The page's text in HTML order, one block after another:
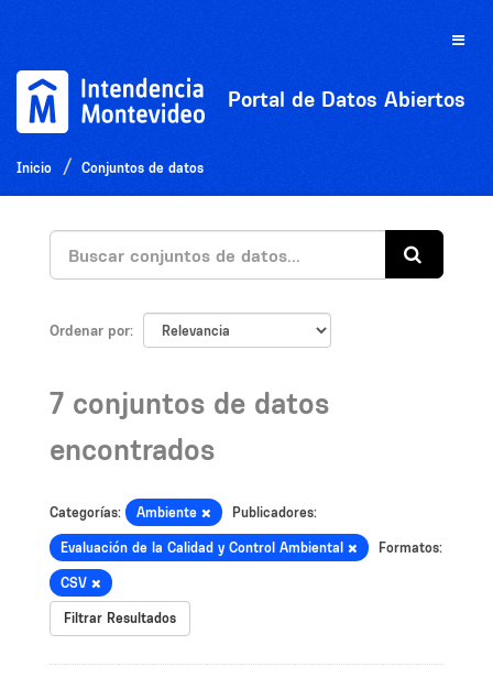
Toggle
Portal de Datos Abiertos
Inicio Conjuntos de datos
Ordenar por
7 conjuntos de datos
encontrados
Categorías: Ambiente Publicadores:
Evaluación de la Calidad y Control Ambiental Formatos:
CSV
Filtrar Resultados